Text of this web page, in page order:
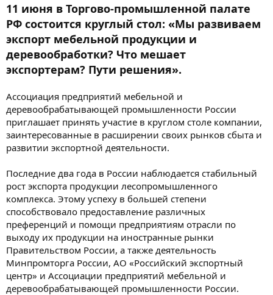
11 июня в Торгово-промышленной палате
РФ состоится круглый стол: «Мы развиваем
экспорт мебельной продукции и
деревообработки? Что мешает
экспортерам? Пути решения».
Ассоциация предприятий мебельной и
деревообрабатывающей промышленности России
приглашает принять участие в круглом столе компании,
заинтересованные в расширении своих рынков сбыта и
развитии экспортной деятельности.
Последние два года в России наблюдается стабильный
рост экспорта продукции лесопромышленного
комплекса. Этому успеху в большей степени
способствовало предоставление различных
преференций и помощи предприятиям отрасли по
выходу их продукции на иностранные рынки
Правительством России, а также деятельность
Минпромторга России, АО «Российский экспортный
центр» и Ассоциации предприятий мебельной и
деревообрабатывающей промышленности России.